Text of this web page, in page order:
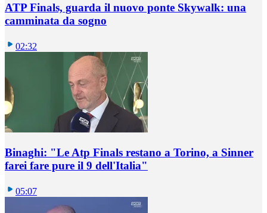
ATP Finals, guarda il nuovo ponte Skywalk: una
camminata da sogno
02:32
Binaghi: "Le Atp Finals restano a Torino, a Sinner
farei fare pure il 9 dell'Italia"
05:07